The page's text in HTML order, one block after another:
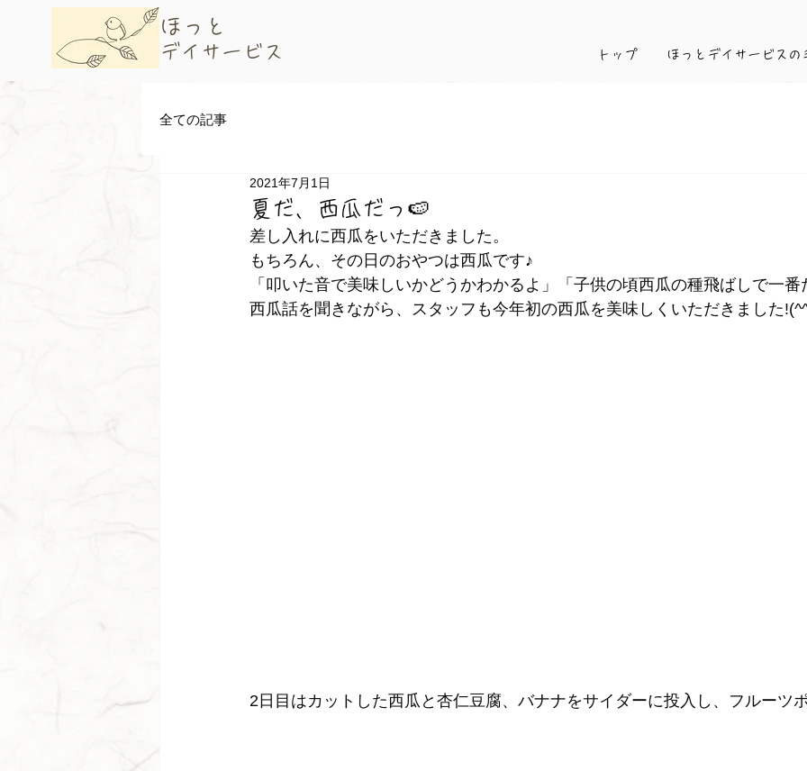
​ほっと
デイサービス トップ ほっとデイサービスの
全ての記事
夏だ、西瓜だっ🍉
2021年7月1日
差し入れに西瓜をいただきました。
もちろん、その日のおやつは西瓜です♪
「叩いた音で美味しいかどうかわかるよ」「子供の頃西瓜の種飛ばしで一
西瓜話を聞きながら、スタッフも今年初の西瓜を美味しくいただきました
2日目はカットした西瓜と杏仁豆腐、バナナをサイダーに投入し、フルーツ